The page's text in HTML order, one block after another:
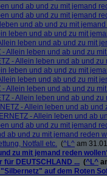
und ab und zu mit jemand
und ab und zu mit jemand
und ab und zu mit
leben und ab und zu mit
leben und ab und zu mit
- Allein leben und ab und zu
- Allein leben und ab und
leben und ab und zu mit
leben und ab und zu mit
- Allein leben und ab und zu
- Allein leben und ab und
- Allein leben und ab
- Allein leben und ab
und ab und zu mit jemand
ab und zu mit jemand reden
Notfall etc. (^L^ am
zu mit jemand reden
für DEUTSCHLAND ... (^L^
auf dem Roten